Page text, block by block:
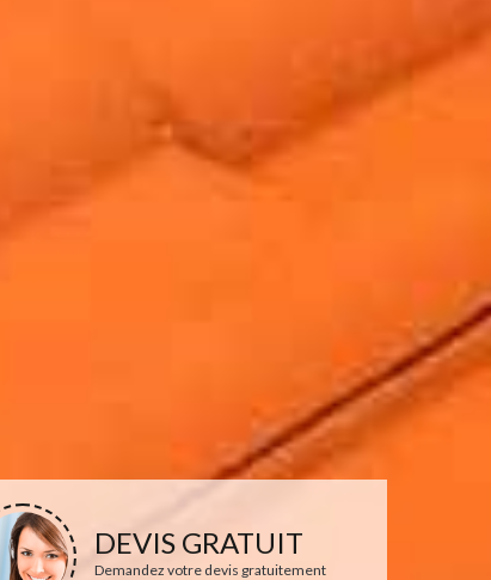
DEVIS GRATUIT
Demandez votre devis gratuitement